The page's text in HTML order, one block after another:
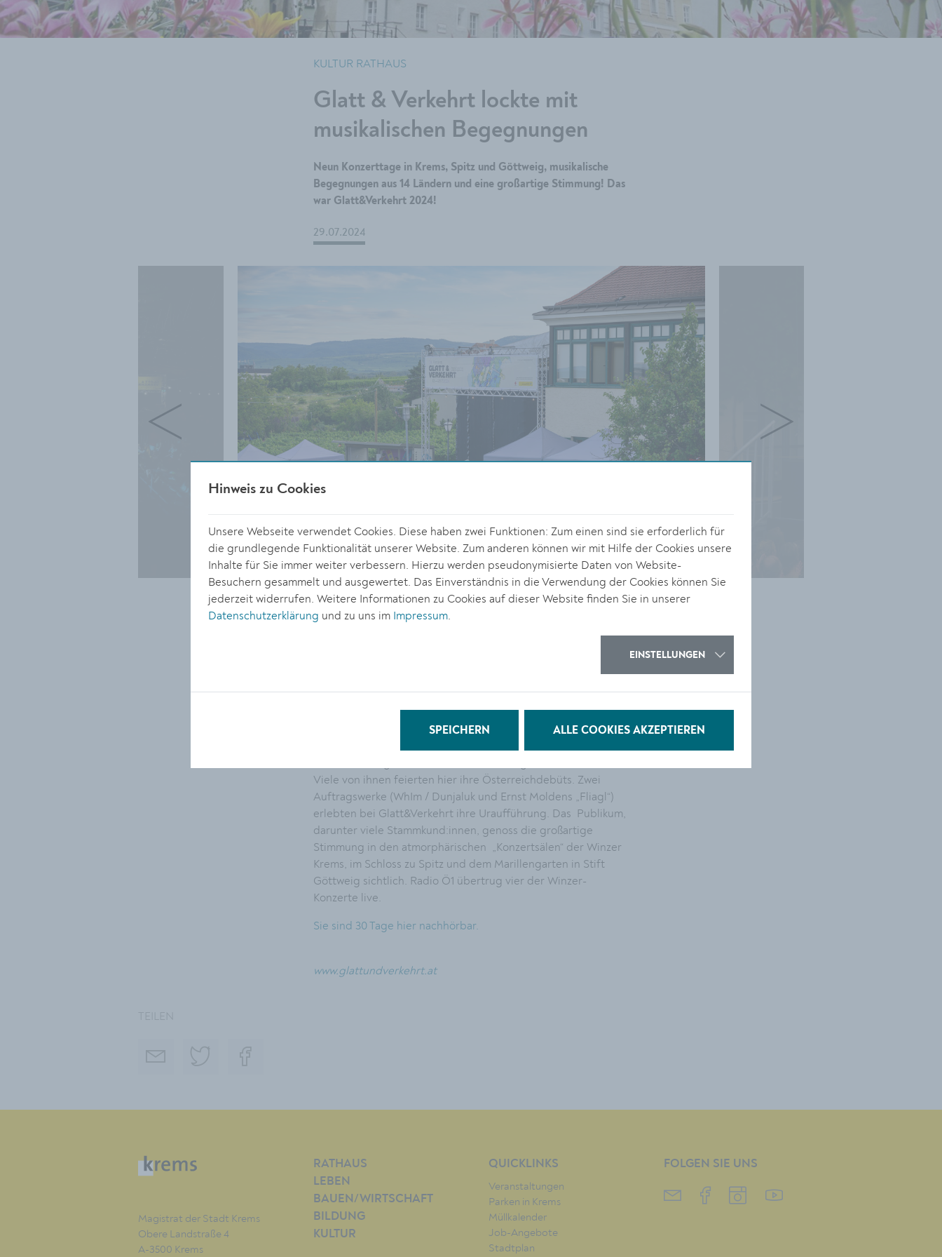
KULTUR RATHAUS
Glatt & Verkehrt lockte mit
musikalischen Begegnungen
Neun Konzerttage in Krems, Spitz und Göttweig, musikalische
Begegnungen aus 14 Ländern und eine großartige Stimmung! Das
war Glatt&Verkehrt 2024!
29.07.2024
Atmosphäre beim Festival Glatt & Verkehrt bei Winzer Krems,
Sandgrube 13
©
Stelldichein in den Kremser Weinbergen und der Wachau. Sie
sorgten mit überraschenden, abwechslungsreichen und
mitreißenden Klängen für den ganz speziellen Glatt&Verkehrt-
Viele von ihnen feierten hier ihre Österreichdebüts. Zwei
Auftragswerke (WhIm / Dunjaluk und Ernst Moldens „Fliagl“)
erlebten bei Glatt&Verkehrt ihre Uraufführung. Das Publikum,
darunter viele Stammkund:innen, genoss die großartige
Stimmung in den atmorphärischen „Konzertsälen“ der Winzer
Krems, im Schloss zu Spitz und dem Marillengarten in Stift
Göttweig sichtlich. Radio Ö1 übertrug vier der Winzer-
Konzerte live.
Sie sind 30 Tage hier nachhörbar.
www.glattundverkehrt.at
Magistrat der Stadt Krems
Obere Landstraße 4
A-3500 Krems
RATHAUS
LEBEN
BAUEN/WIRTSCHAFT
BILDUNG
KULTUR
QUICKLINKS
Veranstaltungen
Parken in Krems
Müllkalender
Job-Angebote
Stadtplan
FOLGEN SIE UNS
Hinweis zu Cookies
Unsere Webseite verwendet Cookies. Diese haben zwei Funktionen: Zum einen sind sie erforderlich für
die grundlegende Funktionalität unserer Website. Zum anderen können wir mit Hilfe der Cookies unsere
Inhalte für Sie immer weiter verbessern. Hierzu werden pseudonymisierte Daten von Website-
Besuchern gesammelt und ausgewertet. Das Einverständnis in die Verwendung der Cookies können Sie
jederzeit widerrufen. Weitere Informationen zu Cookies auf dieser Website finden Sie in unserer
Datenschutzerklärung und zu uns im Impressum.
EINSTELLUNGEN
SPEICHERN ALLE COOKIES AKZEPTIEREN